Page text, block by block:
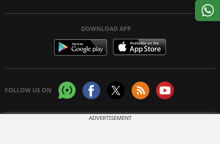
DOWNLOAD APP
FOLLOW US ON
ADVERTISEMENT